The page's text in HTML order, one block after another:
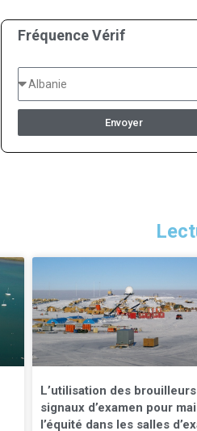
Fréquence Vérif
Envoyer
L’utilisation des
signaux d’examen pour
l’équité dans les salles